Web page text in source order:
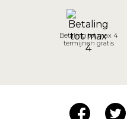
Betaling tot max 4
termijnen gratis